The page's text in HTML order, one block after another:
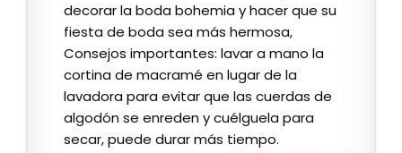
decorar la boda bohemia y hacer que su
fiesta de boda sea más hermosa,
Consejos importantes: lavar a mano la
cortina de macramé en lugar de la
lavadora para evitar que las cuerdas de
algodón se enreden y cuélguela para
secar, puede durar más tiempo.